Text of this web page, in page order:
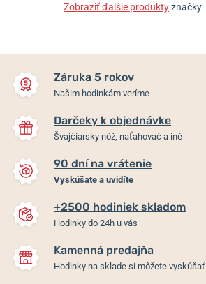
Zobraziť ďalšie produktyznačky
Záruka 5 rokov
Našim hodinkám veríme
Darčeky k objednávke
Švajčiarsky nôž, naťahovač a iné
90 dní na vrátenie
Vyskúšate a uvidíte
+2500 hodiniek skladom
Hodinky do 24h u vás
Kamenná predajňa
Hodinky na sklade si môžete vyskúšať